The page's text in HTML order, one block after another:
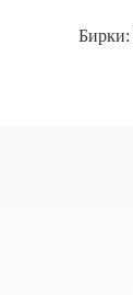
Бирки: